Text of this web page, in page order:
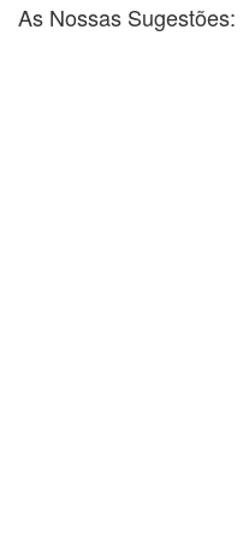
As Nossas Sugestões: